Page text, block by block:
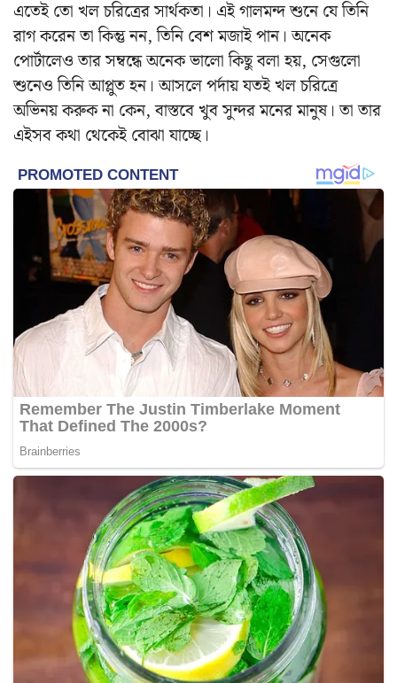
এতেই তো খল চরিত্রের সার্থকতা। এই গালমন্দ শুনে যে তিনি
রাগ করেন তা কিন্তু নন, তিনি বেশ মজাই পান। অনেক
পোর্টালেও তার সম্বন্ধে অনেক ভালো কিছু বলা হয়, সেগুলো
শুনেও তিনি আপ্লুত হন। আসলে পর্দায় যতই খল চরিত্রে
অভিনয় করুক না কেন, বাস্তবে খুব সুন্দর মনের মানুষ। তা তার
এইসব কথা থেকেই বোঝা যাচ্ছে।